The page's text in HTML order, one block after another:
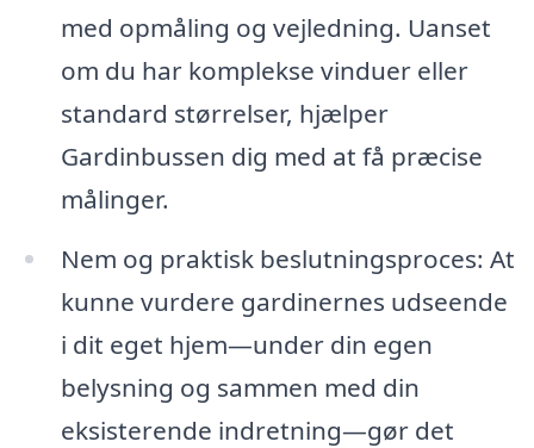
med opmåling og vejledning. Uanset
om du har komplekse vinduer eller
standard størrelser, hjælper
Gardinbussen dig med at få præcise
målinger.
Nem og praktisk beslutningsproces: At
kunne vurdere gardinernes udseende
i dit eget hjem—under din egen
belysning og sammen med din
eksisterende indretning—gør det